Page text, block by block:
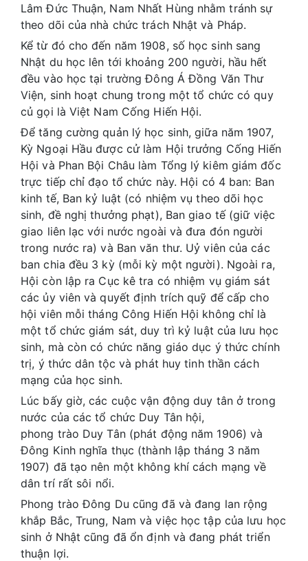
Lâm Đức Thuận, Nam Nhất Hùng nhằm tránh sự
theo dõi của nhà chức trách Nhật và Pháp.
Kể từ đó cho đến năm 1908, số học sinh sang
Nhật du học lên tới khoảng 200 người, hầu hết
đều vào học tại trường Đông Á Đồng Văn Thư
Viện, sinh hoạt chung trong một tổ chức có quy
củ gọi là Việt Nam Cống Hiến Hội.
Để tăng cường quản lý học sinh, giữa năm 1907,
Kỳ Ngoại Hầu được cử làm Hội trưởng Cống Hiến
Hội và Phan Bội Châu làm Tổng lý kiêm giám đốc
trực tiếp chỉ đạo tổ chức này. Hội có 4 ban: Ban
kinh tế, Ban kỷ luật (có nhiệm vụ theo dõi học
sinh, đề nghị thưởng phạt), Ban giao tế (giữ việc
giao liên lạc với nước ngoài và đưa đón người
trong nước ra) và Ban văn thư. Uỷ viên của các
ban chia đều 3 kỳ (mỗi kỳ một người). Ngoài ra,
Hội còn lập ra Cục kê tra có nhiệm vụ giám sát
các ủy viên và quyết định trích quỹ để cấp cho
hội viên mỗi tháng Công Hiến Hội không chỉ là
một tổ chức giám sát, duy trì kỷ luật của lưu học
sinh, mà còn có chức năng giáo dục ý thức chính
trị, ý thức dân tộc và phát huy tinh thần cách
mạng của học sinh.
Lúc bấy giờ, các cuộc vận động duy tân ở trong
nước của các tổ chức Duy Tân hội,
phong trào Duy Tân (phát động năm 1906) và
Đông Kinh nghĩa thục (thành lập tháng 3 năm
1907) đã tạo nên một không khí cách mạng về
dân trí rất sôi nổi.
Phong trào Đông Du cũng đã và đang lan rộng
khắp Bắc, Trung, Nam và việc học tập của lưu học
sinh ở Nhật cũng đã ổn định và đang phát triển
thuận lợi.